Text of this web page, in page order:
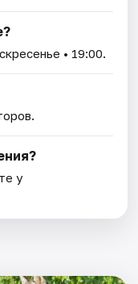
• 19:00.
у